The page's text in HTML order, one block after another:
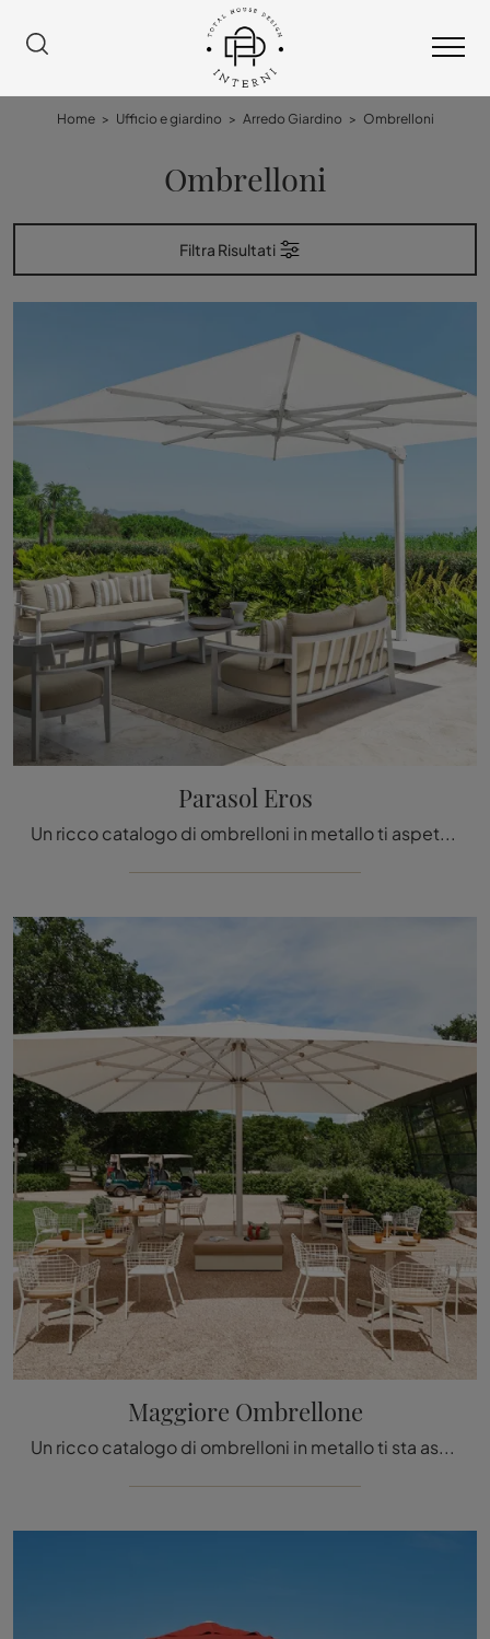
Home > Ufficio e giardino > Arredo Giardino > Ombrelloni
Ombrelloni
Filtra Risultati
Parasol Eros
Un ricco catalogo di ombrelloni in metallo ti aspetta nel nostro punto vendita: clicca e scopri il modello Parasol Eros di Talenti.
Maggiore Ombrellone
Un ricco catalogo di ombrelloni in metallo ti sta aspettando in negozio: clicca e scopri il modello Maggiore Ombrellone di Emu.